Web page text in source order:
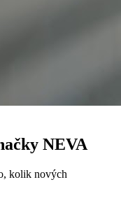
NEVA
kolik nových